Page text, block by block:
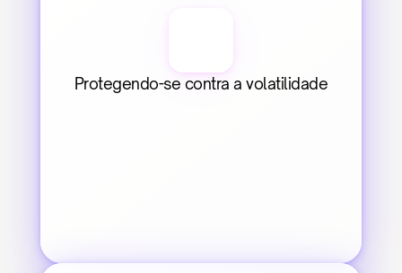
Protegendo-se contra a volatilidade